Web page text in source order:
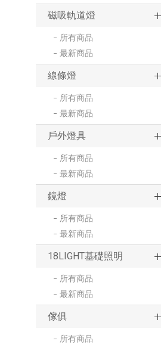
磁吸軌道燈
所有商品
最新商品
線條燈
所有商品
最新商品
戶外燈具
所有商品
最新商品
鏡燈
所有商品
最新商品
18LIGHT基礎照明
所有商品
最新商品
傢俱
所有商品